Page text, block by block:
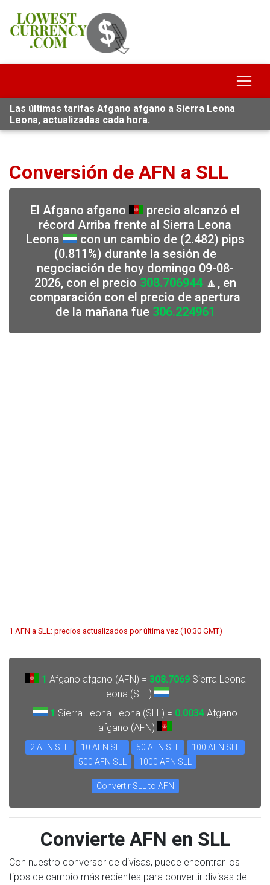
Las últimas tarifas Afgano afgano a Sierra Leona
Leona, actualizadas cada hora.
Conversión de AFN a SLL
El Afgano afgano
precio alcanzó el
récord Arriba frente al Sierra Leona
Leona
con un cambio de (2.482) pips
(0.811%) durante la sesión de
negociación de hoy domingo 09-08-
2026, con el precio 308.706944🔼, en
comparación con el precio de apertura
de la mañana fue 306.224961
1 AFN a SLL: precios actualizados por última vez (10:30 GMT)
1 Afgano afgano (AFN) = 308.7069Sierra Leona
Leona (SLL)
1 Sierra Leona Leona (SLL) = 0.0034Afgano
afgano (AFN)
2 AFN SLL 10 AFN SLL 50 AFN SLL
100 AFN SLL
500 AFN SLL
1000 AFN SLL
Convertir SLL to AFN
Convierte AFN en SLL
Con nuestro conversor de divisas, puede encontrar los
tipos de cambio más recientes para convertir divisas de